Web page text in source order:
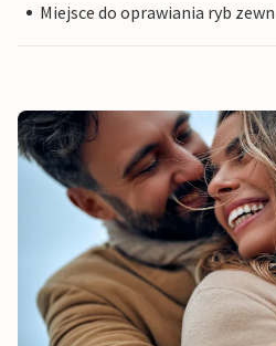
Miejsce do oprawiania ryb zewn